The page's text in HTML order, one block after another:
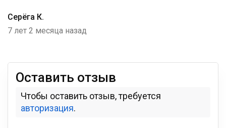
Серёга К.
7 лет 2 месяца назад
Оставить отзыв
Чтобы оставить отзыв, требуется
авторизация.